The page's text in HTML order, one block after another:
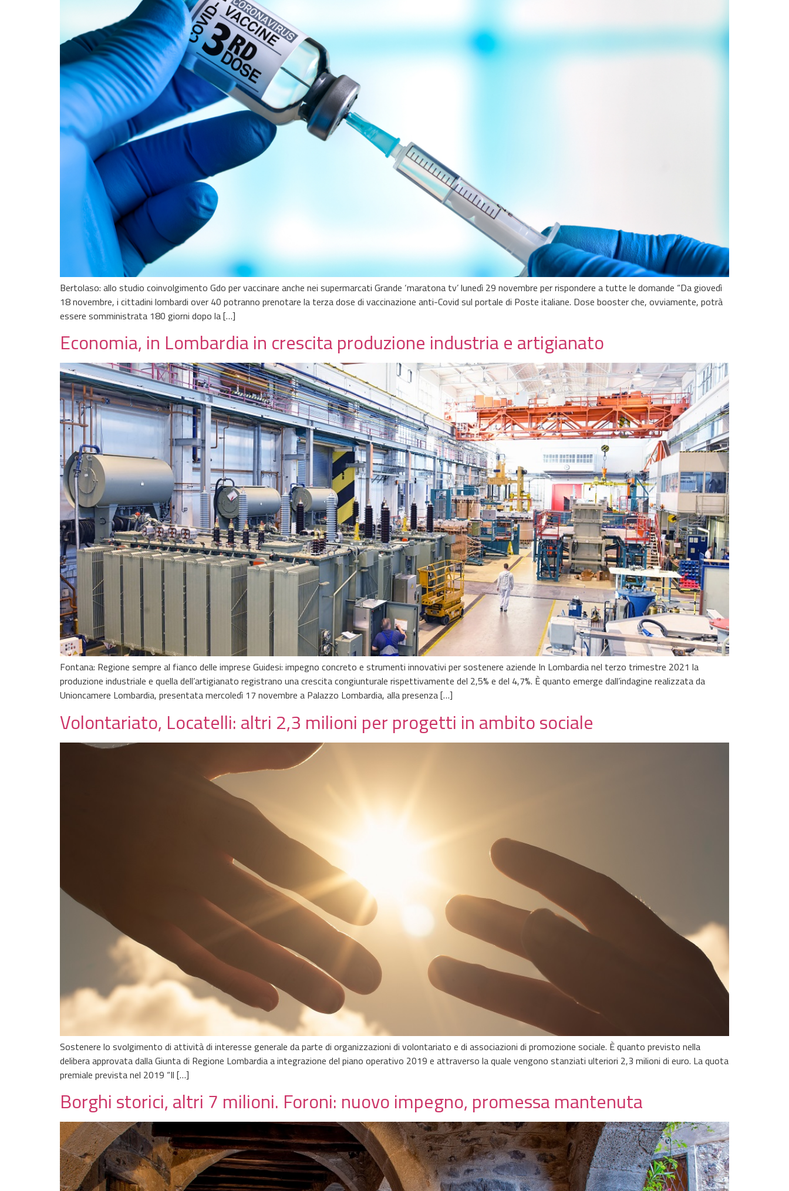
Bertolaso: allo studio coinvolgimento Gdo per vaccinare anche nei supermarcati Grande ‘maratona tv’ lunedì 29 novembre per rispondere a tutte le domande “Da giovedì
18 novembre, i cittadini lombardi over 40 potranno prenotare la terza dose di vaccinazione anti-Covid sul portale di Poste italiane. Dose booster che, ovviamente, potrà
essere somministrata 180 giorni dopo la […]
Economia, in Lombardia in crescita produzione industria e artigianato
Fontana: Regione sempre al fianco delle imprese Guidesi: impegno concreto e strumenti innovativi per sostenere aziende In Lombardia nel terzo trimestre 2021 la
produzione industriale e quella dell’artigianato registrano una crescita congiunturale rispettivamente del 2,5% e del 4,7%. È quanto emerge dall’indagine realizzata da
Unioncamere Lombardia, presentata mercoledì 17 novembre a Palazzo Lombardia, alla presenza […]
Volontariato, Locatelli: altri 2,3 milioni per progetti in ambito sociale
Sostenere lo svolgimento di attività di interesse generale da parte di organizzazioni di volontariato e di associazioni di promozione sociale. È quanto previsto nella
delibera approvata dalla Giunta di Regione Lombardia a integrazione del piano operativo 2019 e attraverso la quale vengono stanziati ulteriori 2,3 milioni di euro. La quota
premiale prevista nel 2019 “Il […]
Borghi storici, altri 7 milioni. Foroni: nuovo impegno, promessa mantenuta